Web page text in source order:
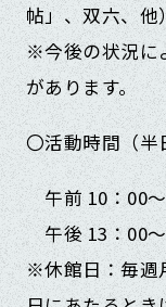
帖」、双六、他
※今後の状況に
があります。
〇活動時間（半
午前 10：00
午後 13：00
※休館日：毎週